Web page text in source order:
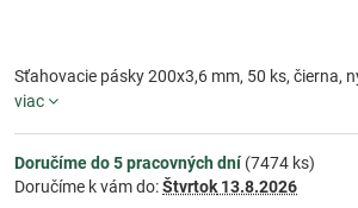
Sťahovacie pásky 200x3,6 mm, 50 ks, čierna,
viac
Doručíme do 5 pracovných dní(7474 ks)
Doručíme k vám do:Štvrtok 13.8.2026